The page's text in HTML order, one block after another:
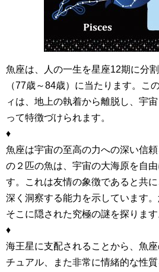
魚座は、人の一生を星座12期に分
（77歳～84歳）に当たります。こ
ィは、地上の執着から離脱し、宇
って特徴づけられます。
♦
魚座は宇宙の至高の力への深い信
の２匹の魚は、宇宙の大海原を自
す。これは友情の象徴であると共
深く洞察する能力を示しています。
そこに隠された究極の謎を探ります
♦
海王星に支配されることから、魚
チュアル、また非常に情緒的な性質